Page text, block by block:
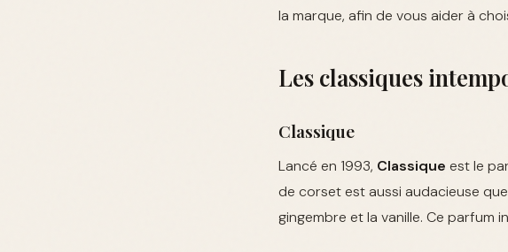
la marque, afin de vous aider à
Les classiques
Classique
Lancé en 1993, Classique est le
de corset est aussi audacieuse
gingembre et la vanille. Ce parfum